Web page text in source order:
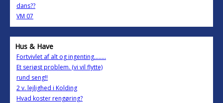
dans??
VM 07
Hus & Have
Fortvivlet af alt og ingenting........
Et seriøst problem. (vi vil flytte)
rund seng!!
2 v. lejlighed i Kolding
Hvad koster rengøring?